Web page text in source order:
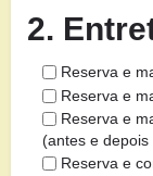
2.
Reserva e
Reserva e
Reserva e
(antes e depois
Reserva e